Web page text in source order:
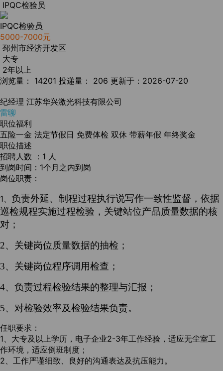
IPQC检验员
IPQC检验员
5000-7000元
邳州市经济开发区
大专
2年以上
浏览量： 14201 投递量： 206 更新于：2026-07-20
纪经理 江苏华兴激光科技有限公司
雷聊
职位福利
五险一金 法定节假日 免费体检 双休 带薪年假 年终奖金
职位描述
招聘人数 ：1 人
到岗时间：1个月之内到岗
岗位职责：
1、 负责外延、制程过程执行说写作一致性监督，依据
巡检规程实施过程检验，关键站位产品质量数据的核
对；
2、关键岗位质量数据的抽检；
3、关键岗位程序调用检查；
4、负责过程检验结果的整理与汇报；
5、对检验效率及检验结果负责。
任职要求：
1、大专及以上学历，电子企业2-3年工作经验，适应无尘室工
作环境，适应倒班制度；
2、工作严谨细致、良好的沟通表达及抗压能力。